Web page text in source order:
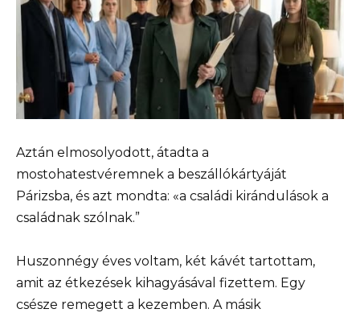
Aztán elmosolyodott, átadta a
mostohatestvéremnek a beszállókártyáját
Párizsba, és azt mondta: «a családi kirándulások a
családnak szólnak.”
Huszonnégy éves voltam, két kávét tartottam,
amit az étkezések kihagyásával fizettem. Egy
csésze remegett a kezemben. A másik